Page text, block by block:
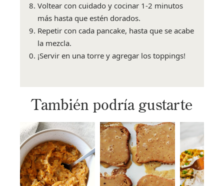
Voltear con cuidado y cocinar 1-2 minutos
más hasta que estén dorados.
Repetir con cada pancake, hasta que se acabe
la mezcla.
¡Servir en una torre y agregar los toppings!
También podría gustarte